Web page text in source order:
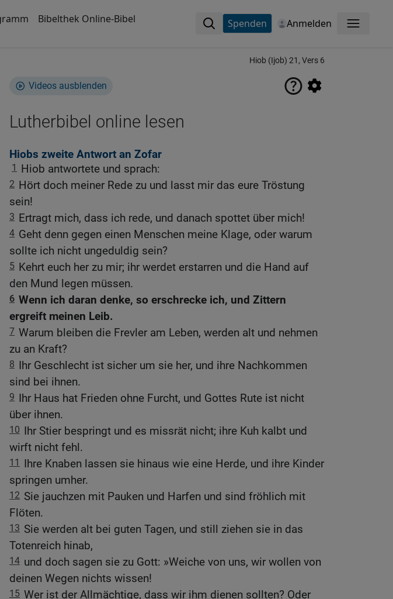
Bibelthek Online-Bibel Spenden Anmelden Menü
Hiob (Ijob) 21, Vers 6
Videos ausblenden
Lutherbibel online lesen
Hiobs zweite Antwort an Zofar
1 Hiob antwortete und sprach:
2 Hört doch meiner Rede zu und lasst mir das eure Tröstung
sein!
3 Ertragt mich, dass ich rede, und danach spottet über mich!
4 Geht denn gegen einen Menschen meine Klage, oder warum
sollte ich nicht ungeduldig sein?
5 Kehrt euch her zu mir; ihr werdet erstarren und die Hand auf
den Mund legen müssen.
6 Wenn ich daran denke, so erschrecke ich, und Zittern
ergreift meinen Leib.
7 Warum bleiben die Frevler am Leben, werden alt und nehmen
zu an Kraft?
8 Ihr Geschlecht ist sicher um sie her, und ihre Nachkommen
sind bei ihnen.
9 Ihr Haus hat Frieden ohne Furcht, und Gottes Rute ist nicht
über ihnen.
10 Ihr Stier bespringt und es missrät nicht; ihre Kuh kalbt und
wirft nicht fehl.
11
Ihre Knaben lassen sie hinaus wie eine Herde, und ihre Kinder
springen umher.
12 Sie jauchzen mit Pauken und Harfen und sind fröhlich mit
Flöten.
13 Sie werden alt bei guten Tagen, und still ziehen sie in das
Totenreich hinab,
14 und doch sagen sie zu Gott: »Weiche von uns, wir wollen von
deinen Wegen nichts wissen!
15 Wer ist der Allmächtige, dass wir ihm dienen sollten? Oder